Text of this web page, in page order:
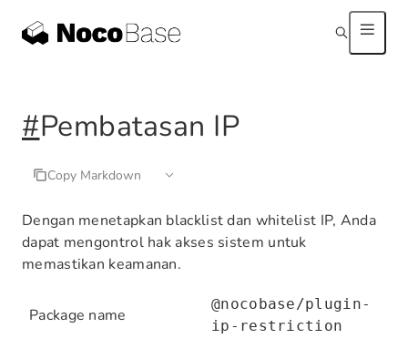
#Pembatasan IP
Copy Markdown
Dengan menetapkan blacklist dan whitelist IP, Anda
dapat mengontrol hak akses sistem untuk
memastikan keamanan.
Package name
@nocobase/plugin-
ip-restriction